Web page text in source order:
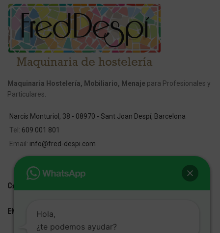
Maquinaria Hostelería, Mobiliario, Menaje para Profesionales y
Particulares.
Narcís Monturiol, 38 - 08970 - Sant Joan Despí, Barcelona
Tel: 609 001 801
Email: info@fred-despi.com
CATEGORIAS
ENLACES ÚTILES
Hola,
¿te podemos ayudar?